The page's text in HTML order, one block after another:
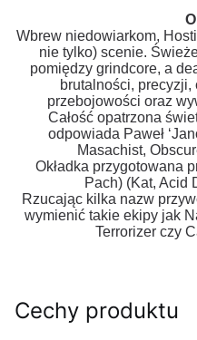
Wbrew niedowiarkom,
nie tylko) scenie.
pomiędzy grindcore, a
brutalności,
przebojowości oraz
Całość opatrzona
odpowiada Paweł
Masachist,
Okładka przygotowana
Pach) (Kat, Acid
Rzucając kilka nazw
wymienić takie ekipy jak
Terrorizer czy
Cechy produktu